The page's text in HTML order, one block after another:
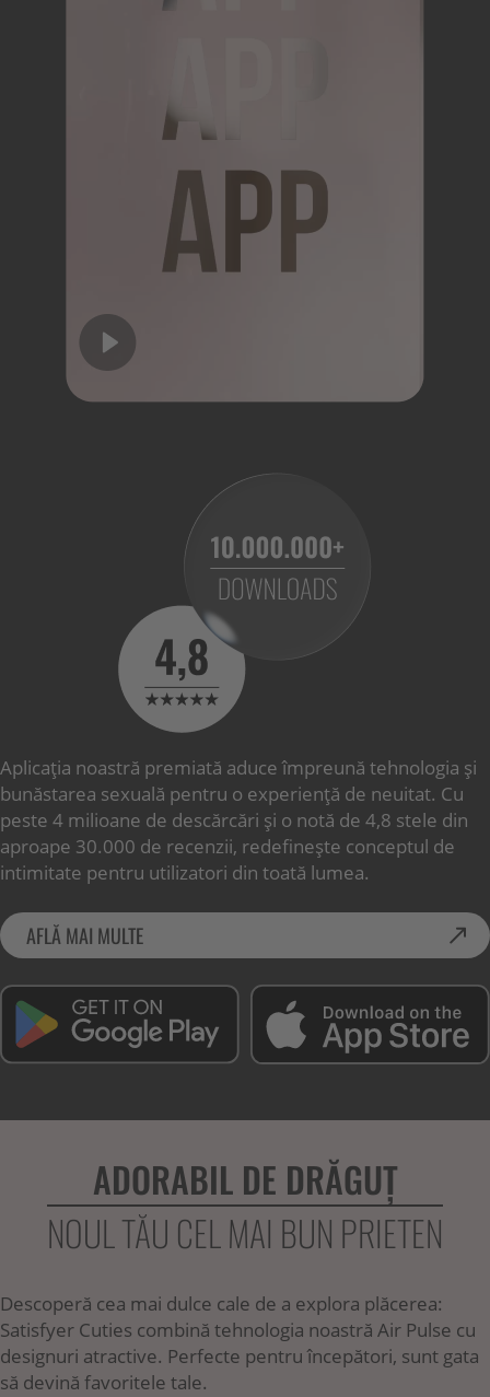
Aplicația noastră premiată aduce împreună tehnologia și
bunăstarea sexuală pentru o experiență de neuitat. Cu
peste 4 milioane de descărcări și o notă de 4,8 stele din
aproape 30.000 de recenzii, redefinește conceptul de
intimitate pentru utilizatori din toată lumea.
AFLĂ MAI MULTE
ADORABIL DE DRĂGUȚ
NOUL TĂU CEL MAI BUN PRIETEN
Descoperă cea mai dulce cale de a explora plăcerea:
Satisfyer Cuties combină tehnologia noastră Air Pulse cu
designuri atractive. Perfecte pentru începători, sunt gata
să devină favoritele tale.